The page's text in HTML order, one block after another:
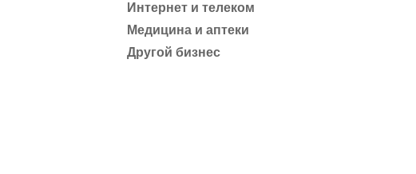
Интернет и телеком
Медицина и аптеки
Другой бизнес